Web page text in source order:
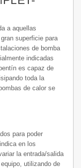
a aquellas
superficie para
de bomba
indicadas
es capaz de
toda la
de calor se
para poder
en los
la entrada/salida
utilizando de